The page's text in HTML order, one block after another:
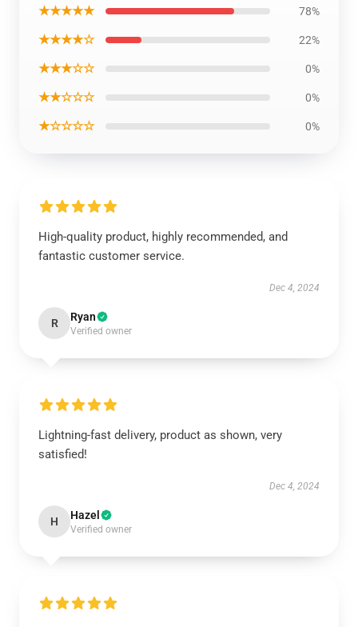
★★★★★ 78%
★★★★☆ 22%
★★★☆☆ 0%
★★☆☆☆ 0%
★☆☆☆☆ 0%
High-quality product, highly recommended, and
fantastic customer service.
Dec 4, 2024
R Ryan
Verified owner
Lightning-fast delivery, product as shown, very
satisfied!
Dec 4, 2024
H Hazel
Verified owner